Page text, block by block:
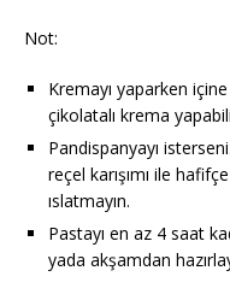
Not:
Kremayı yaparken
çikolatalı krema
Pandispanyayı
reçel karışımı ile
ıslatmayın.
Pastayı en az 4 saat
yada akşamdan